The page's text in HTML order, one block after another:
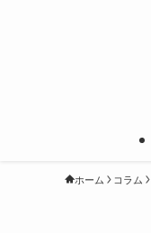
ホーム コラム